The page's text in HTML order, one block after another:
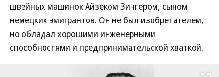
швейных машинок Айзеком Зингером, сыном
немецких эмигрантов. Он не был изобретателем,
но обладал хорошими инженерными
способностями и предпринимательской хваткой.